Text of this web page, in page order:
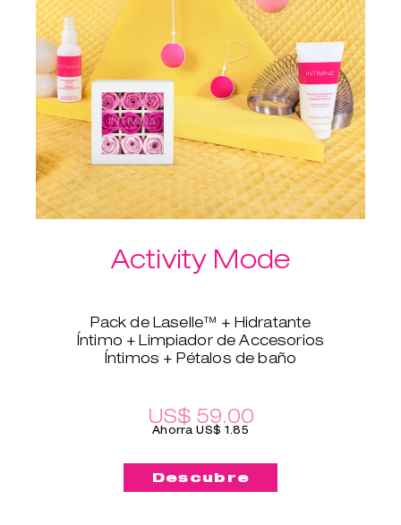
Activity Mode
Pack de Laselle™ + Hidratante
Íntimo + Limpiador de Accesorios
Íntimos + Pétalos de baño
quieres fortalecer tu suelo pélvico.
Con los Ejercitadores con pesos
combinación de pesos que
quieras, y el Hidratante Íntimo te
US$ 59.00
Ahorra US$ 1.85
Descubre